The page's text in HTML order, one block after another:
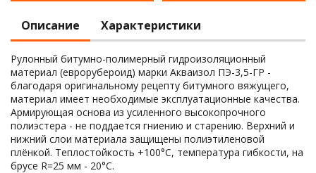
Описание Характеристики
Рулонный битумно-полимерный гидроизоляционный
материал (еврорубероид) марки Акваизол ПЭ-3,5-ГР -
благодаря оригинальному рецепту битумного вяжущего,
материал имеет необходимые эксплуатационные качества.
Армирующая основа из усиленного высокопрочного
полиэстера - не поддается гниению и старению. Верхний и
нижний слои материала защищены полиэтиленовой
плёнкой. Теплостойкость +100°С, температура гибкости, на
брусе R=25 мм - 20°С.